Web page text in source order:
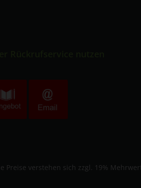
Preise verstehen sich zzgl. 19%